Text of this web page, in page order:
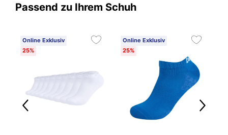
Passend zu Ihrem Schuh
Online Exklusiv
25%
Online Exklusiv
25%